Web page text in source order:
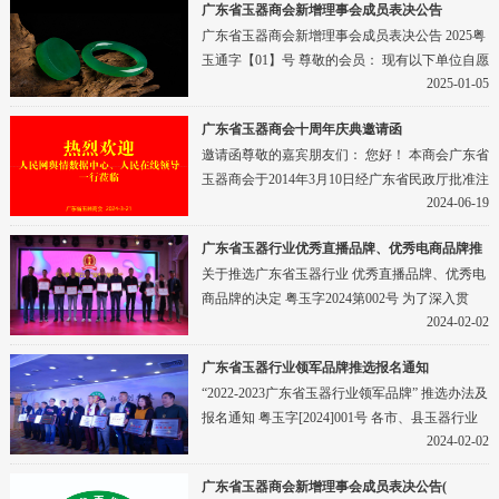
广东省玉器商会新增理事会成员表决公告
广东省玉器商会新增理事会成员表决公告 2025粤
玉通字【01】号 尊敬的会员： 现有以下单位自愿
2025-01-05
广东省玉器商会十周年庆典邀请函
邀请函尊敬的嘉宾朋友们： 您好！ 本商会广东省
玉器商会于2014年3月10日经广东省民政厅批准注
2024-06-19
广东省玉器行业优秀直播品牌、优秀电商品牌推
选通知
关于推选广东省玉器行业 优秀直播品牌、优秀电
商品牌的决定 粤玉字2024第002号 为了深入贯
2024-02-02
广东省玉器行业领军品牌推选报名通知
“2022-2023广东省玉器行业领军品牌” 推选办法及
报名通知 粤玉字[2024]001号 各市、县玉器行业
2024-02-02
广东省玉器商会新增理事会成员表决公告(